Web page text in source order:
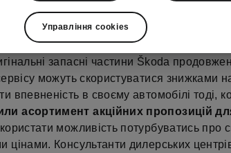
31 серпня 2023 року
в дилерській
діяти знижки до 20%* на оригінальні
запасні частини Škoda
можуть скористуватися знижками
впевненість в своєму автомобілі тоді,
асортимент акційних пропозицій
можливість потурбуватись про
цінами. Консультанти дилерських
Управління cookies